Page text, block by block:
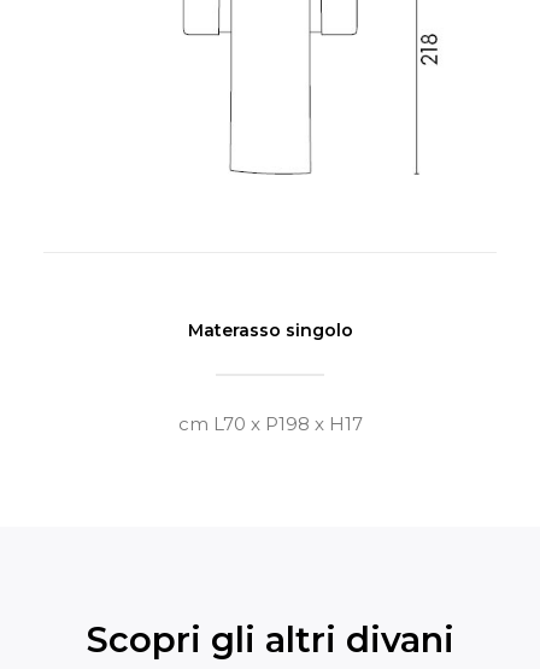
Materasso singolo
cm L70 x P198 x H17
Scopri gli altri divani